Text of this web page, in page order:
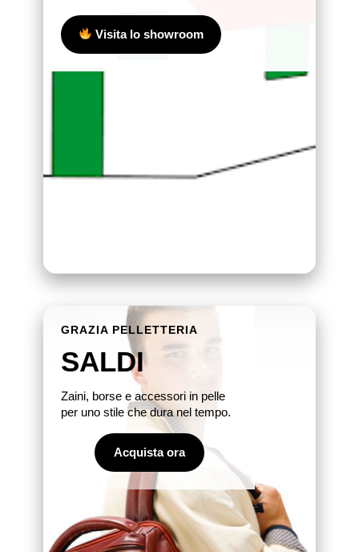
Visita lo showroom
GRAZIA PELLETTERIA
SALDI
Zaini, borse e accessori in pelle
per uno stile che dura nel tempo.
Acquista ora